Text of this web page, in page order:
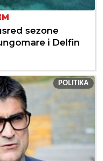
sezone
i Delfin
POLITIKA